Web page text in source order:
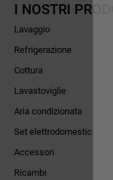
I NOSTRI
Lavaggio
Refrigerazione
Cottura
Lavastoviglie
Aria condizionata
Set elettrodomestici
Accessori
Ricambi